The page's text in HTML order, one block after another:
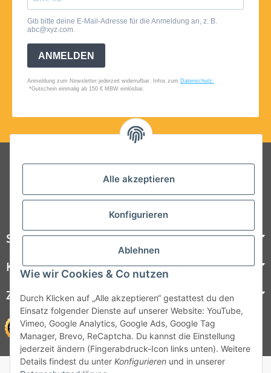
Alle akzeptieren
Konfigurieren
Ablehnen
Wie wir Cookies & Co nutzen
Durch Klicken auf „Alle akzeptieren“ gestattest du den
Einsatz folgender Dienste auf unserer Website: YouTube,
Vimeo, Google Analytics, Google Ads, Google Tag
Manager, Brevo, ReCaptcha. Du kannst die Einstellung
jederzeit ändern (Fingerabdruck-Icon links unten). Weitere
Details findest du unter Konfigurieren und in unserer
Folgt uns auf Social Media
Steelboxx
Kundenservice
Zahlungsmöglichkeiten
© 1964 - 2026 Lüllmann GmbH